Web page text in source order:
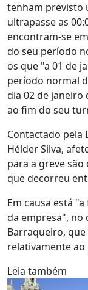
tenham previsto
ultrapasse as
encontram-se
do seu período
os que "a 01 de
período normal
dia 02 de janeiro
ao fim do seu
Contactado pela
Hélder Silva,
para a greve
que decorreu
Em causa está
da empresa", no
Barraqueiro,
relativamente
Leia também